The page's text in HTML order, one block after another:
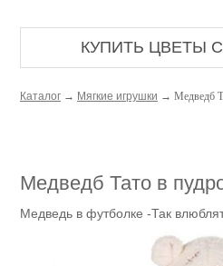
КУПИТЬ ЦВЕТЫ
Каталог → Мягкие игрушки → Медведб
Медведб Тато в
Медведь в футболке -Так